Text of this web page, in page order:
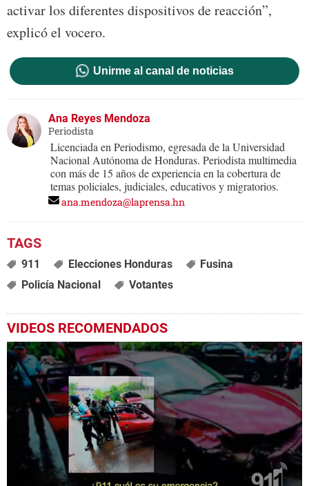
activar los diferentes dispositivos de reacción”,
explicó el vocero.
Unirme al canal de noticias
Ana Reyes Mendoza
Periodista
Licenciada en Periodismo, egresada de la Universidad
Nacional Autónoma de Honduras. Periodista multimedia
con más de 15 años de experiencia en la cobertura de
temas policiales, judiciales, educativos y migratorios.
ana.mendoza@laprensa.hn
911 Elecciones Honduras
Fusina
Policía Nacional
Votantes
VIDEOS RECOMENDADOS